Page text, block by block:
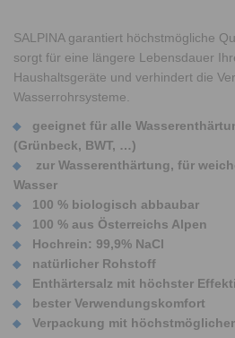
SALPINA garantiert höchstmögliche
sorgt für eine längere Lebensdauer
Haushaltsgeräte und verhindert die
Wasserrohrsysteme.
geeignet für alle
(Grünbeck, BWT, …)
zur Wasserenthärtung, für
Wasser
100 % biologisch abbaubar
100 % aus Österreichs Alpen
Hochrein: 99,9% NaCl
natürlicher Rohstoff
Enthärtersalz mit höchster
bester Verwendungskomfort
Verpackung mit